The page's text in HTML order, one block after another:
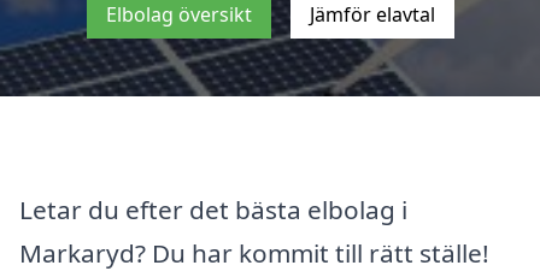
Elbolag översikt Jämför elavtal
Letar du efter det bästa elbolag i
Markaryd? Du har kommit till rätt ställe!